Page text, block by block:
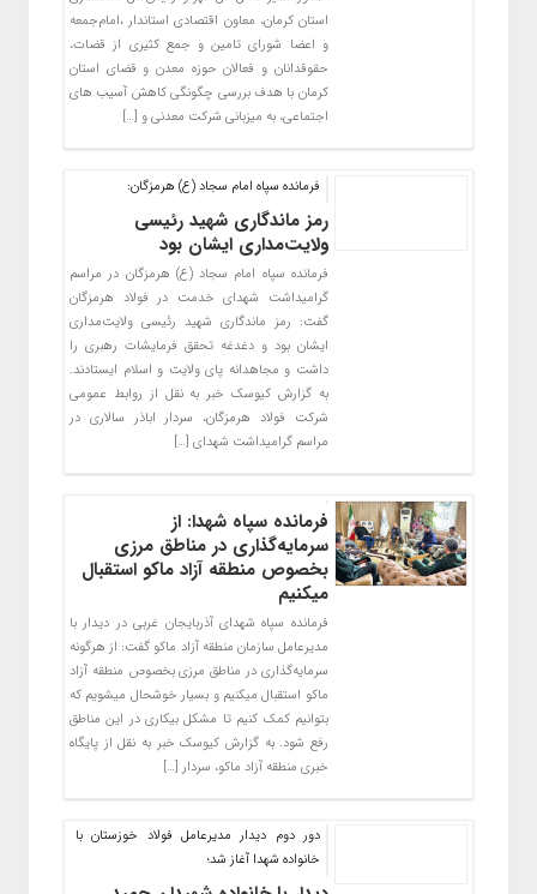
استان کرمان، معاون اقتصادی استاندار ،امام‌جمعه
و اعضا شورای تامین و جمع کثیری از قضات،
حقوقدانان و فعالان حوزه معدن و قضای استان
کرمان با هدف بررسی چگونگی کاهش آسیب های
اجتماعی، به میزبانی شرکت معدنی و […]
فرمانده سپاه امام سجاد (ع) هرمزگان:
رمز ماندگاری شهید رئیسی
ولایت‌مداری ایشان بود
فرمانده سپاه امام سجاد (ع) هرمزگان در مراسم
گرامیداشت شهدای خدمت در فولاد هرمزگان
گفت: رمز ماندگاری شهید رئیسی ولایت‌مداری
ایشان بود و دغدغه تحقق فرمایشات رهبری را
داشت و مجاهدانه پای ولایت و اسلام ایستادند.
به گزارش کیوسک خبر به نقل از روابط عمومی
شرکت فولاد هرمزگان، سردار اباذر سالاری در
مراسم گرامیداشت شهدای […]
فرمانده سپاه شهدا: از
سرمایه‌گذاری در مناطق مرزی
بخصوص منطقه آزاد ماکو استقبال
میکنیم
فرمانده سپاه شهدای آذربایجان غربی در دیدار با
مدیرعامل سازمان منطقه آزاد ماکو گفت:‌ از هرگونه
سرمایه‌گذاری در مناطق مرزی بخصوص منطقه آزاد
ماکو استقبال میکنیم و بسیار خوشحال میشویم که
بتوانیم کمک کنیم تا مشکل بیکاری در این مناطق
رفع شود. به گزارش کیوسک خبر به نقل از پایگاه
خبری منطقه آزاد ماکو،‌ سردار […]
دور دوم دیدار مدیرعامل فولاد خوزستان با
خانواده شهدا آغاز شد؛